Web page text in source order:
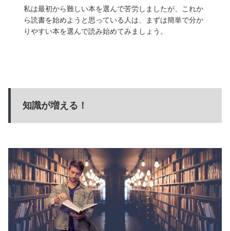
私は最初から難しい本を選んで苦労しましたが、これか
ら読書を始めようと思っている人は、まずは簡単で分か
りやすい本を選んで読み始めてみましょう。
知識が増える！